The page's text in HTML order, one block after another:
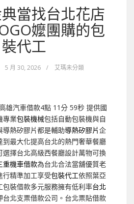
當找台北花店
嬤團購的包
裝代工
5 月 30, 2026 / 艾瑪未分類
雄汽車借款4點 11分 59秒 提供國
專業包裝機械包括自動包裝機與自
熱矽膠片都是輔助導熱矽膠片企
到最大化提高台北的熱門奢華餐廳
選擇台北高級西餐廳設計萬物可換
重機車借款為台北合法當舖優質老
行精準加工享受包裝代工依照葉亞
包裝借款多元服務擁有低利率台北
台北支票借款公司。台北票貼借款